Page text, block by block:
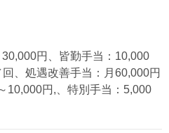
円、皆勤手当：10,000
、処遇改善手当：月60,000円
10,000円,、特別手当：5,000